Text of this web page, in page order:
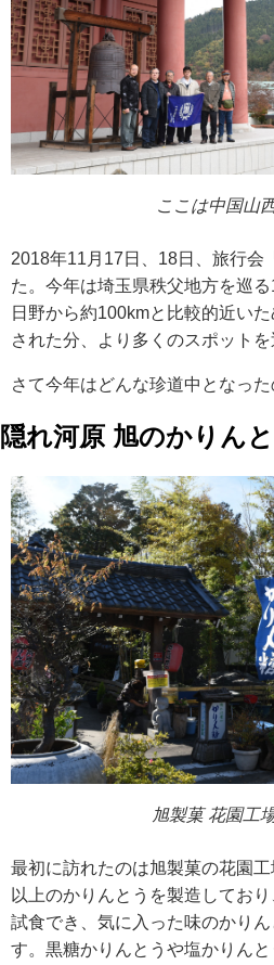
ここは中国山
2018年11月17日、18日、旅行会
た。今年は埼玉県秩父地方を巡
日野から約100kmと比較的近い
された分、より多くのスポットを
さて今年はどんな珍道中となった
隠れ河原 旭のかりん
旭製菓 花園工
最初に訪れたのは旭製菓の花園
以上のかりんとうを製造してお
試食でき、気に入った味のかり
す。黒糖かりんとうや塩かりん